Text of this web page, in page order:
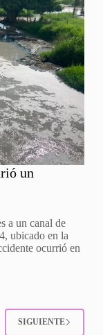
un
a un canal de
ubicado en la
ocurrió en
SIGUIENTE